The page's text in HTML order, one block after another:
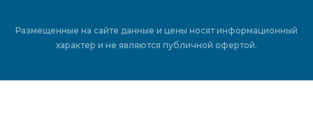
Размещенные на сайте данные и цены носят информационный
характер и не являются публичной офертой.